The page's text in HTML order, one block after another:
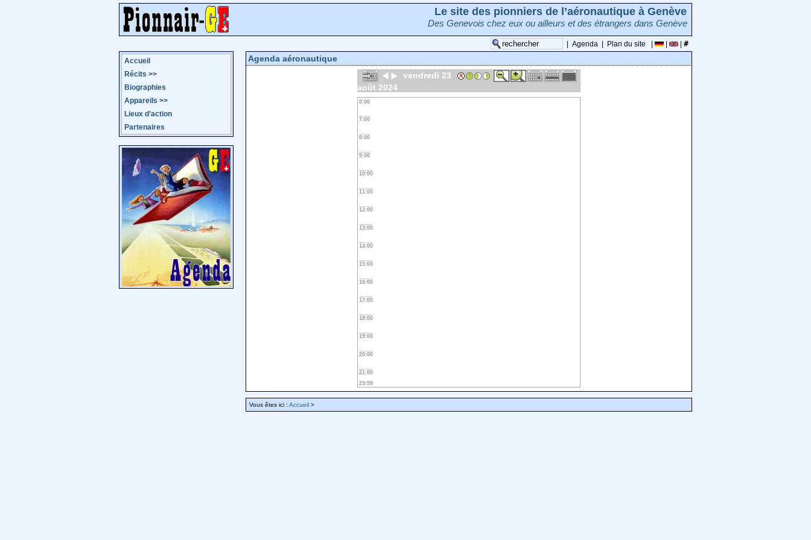
Le site des pionniers de l’aéronautique à Genève
Des Genevois chez eux ou ailleurs et des étrangers dans Genève
Agenda Plan du site
Accueil
Récits >>
Biographies
Appareils >>
Lieux d’action
Partenaires
Agenda aéronautique
vendredi 23
août 2024
0:00
7:00
8:00
9:00
10:00
11:00
12:00
13:00
14:00
15:00
16:00
17:00
18:00
19:00
20:00
21:00
23:59
Vous êtes ici : Accueil >